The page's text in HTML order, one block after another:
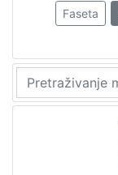
Faseta